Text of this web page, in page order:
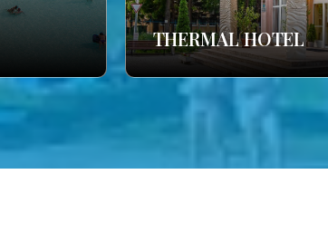
THERMAL HOTEL